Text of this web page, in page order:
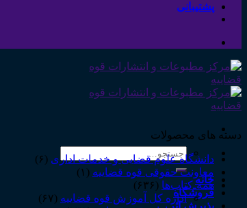
پشتیبانی
جستجو
برای:
خانه
فروشگاه
پذیرش اثر
دسته های محصولات
دانشگاه علوم قضایی و خدمات اداری (۶)
معاونت حقوقی قوه قضاییه (۱)
همه‌ـ‌کتاب‌ها (۶۳۶)
اداره کل آموزش قوه قضاییه (۶۷)